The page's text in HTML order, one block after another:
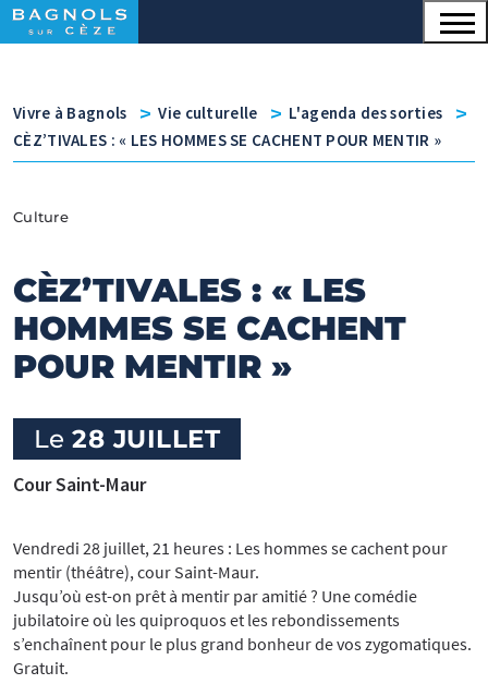
Panneau de gestion des cookies
Menu principal
Contenu
Vivre à Bagnols v Vie culturelle v L'agenda des sorties v
CÈZ’TIVALES : « LES HOMMES SE CACHENT POUR MENTIR »
CÈZ’TIVALES : « LES
HOMMES SE CACHENT
POUR MENTIR »
Culture
Le28 JUILLET
Cour Saint-Maur
Vendredi 28 juillet, 21 heures : Les hommes se cachent pour
mentir (théâtre), cour Saint-Maur.
Jusqu’où est-on prêt à mentir par amitié ? Une comédie
jubilatoire où les quiproquos et les rebondissements
s’enchaînent pour le plus grand bonheur de vos zygomatiques.
Gratuit.